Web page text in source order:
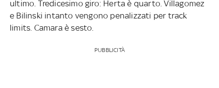
ultimo. Tredicesimo giro: Herta è quarto. Villagomez
e Bilinski intanto vengono penalizzati per track
limits. Camara è sesto.
PUBBLICITÀ